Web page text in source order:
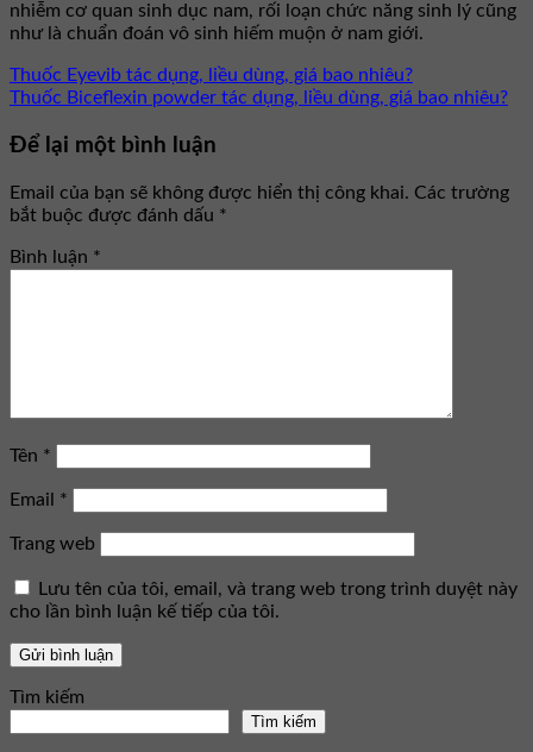
nhiễm cơ quan sinh dục nam, rối loạn chức năng sinh lý cũng
như là chuẩn đoán vô sinh hiếm muộn ở nam giới.
Thuốc Eyevib tác dụng, liều dùng, giá bao nhiêu?
Thuốc Biceflexin powder tác dụng, liều dùng, giá bao nhiêu?
Để lại một bình luận
Email của bạn sẽ không được hiển thị công khai. Các trường
bắt buộc được đánh dấu *
Bình luận *
Tên *
Email *
Trang web
Lưu tên của tôi, email, và trang web trong trình duyệt này
cho lần bình luận kế tiếp của tôi.
Tìm kiếm
Tìm kiếm